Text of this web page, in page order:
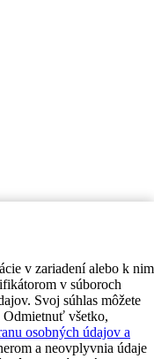
v zariadení alebo k nim
v súboroch
Svoj súhlas môžete
všetko,
osobných údajov a
a neovplyvnia údaje